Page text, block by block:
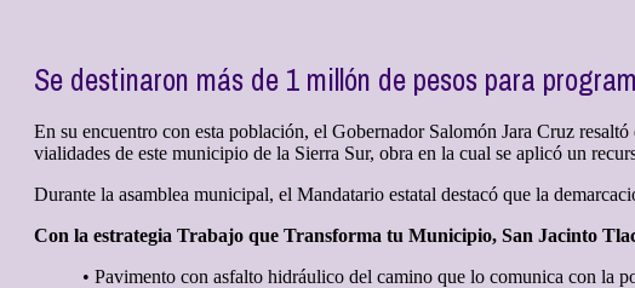
Se destinaron más de 1 millón de pesos para
En su encuentro con esta población, el Gobernador Salomón Jara Cruz
vialidades de este municipio de la Sierra Sur, obra en la cual se aplicó un
Durante la asamblea municipal, el Mandatario estatal destacó que la
Con la estrategia Trabajo que Transforma tu Municipio, San Jacinto
• Pavimento con asfalto hidráulico del camino que lo comunica con la